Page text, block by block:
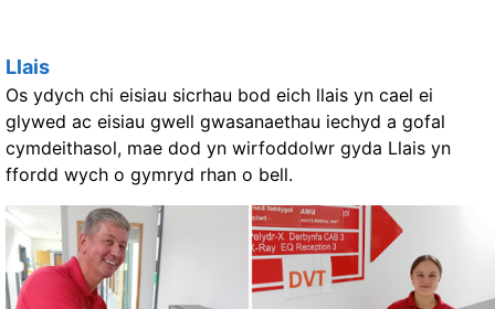
Llais
Os ydych chi eisiau sicrhau bod eich llais yn cael ei
glywed ac eisiau gwell gwasanaethau iechyd a gofal
cymdeithasol, mae dod yn wirfoddolwr gyda Llais yn
ffordd wych o gymryd rhan o bell.